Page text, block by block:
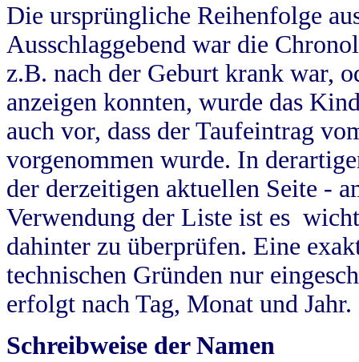
Die ursprüngliche Reihenfolge
Ausschlaggebend war die
z.B. nach der Geburt krank war,
anzeigen konnten, wurde das
auch vor, dass der Taufeintrag
vorgenommen wurde. In
der derzeitigen aktuellen Seite -
Verwendung der Liste ist es
dahinter zu überprüfen. Eine
technischen Gründen nur
erfolgt nach Tag, Monat und Jahr.
Schreibweise der Namen